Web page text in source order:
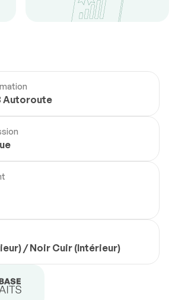
Autoroute
/ Noir Cuir (Intérieur)